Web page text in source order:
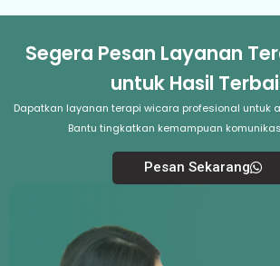
Segera Pesan Layanan
untuk Hasil
Dapatkan layanan terapi wicara profesional untuk
Bantu tingkatkan kemampuan
Pesan Sekarang